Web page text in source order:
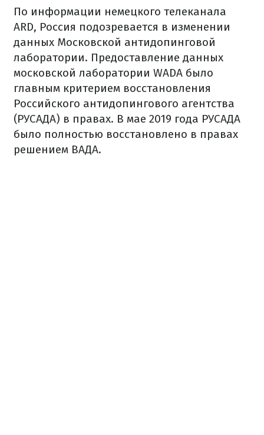
По информации немецкого телеканала
ARD, Россия подозревается в изменении
данных Московской антидопинговой
лаборатории. Предоставление данных
московской лаборатории WADA было
главным критерием восстановления
Российского антидопингового агентства
(РУСАДА) в правах. В мае 2019 года РУСАДА
было полностью восстановлено в правах
решением ВАДА.